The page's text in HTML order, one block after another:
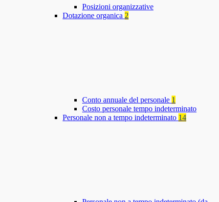
Posizioni organizzative
Dotazione organica 2
Conto annuale del personale 1
Costo personale tempo indeterminato
Personale non a tempo indeterminato 14